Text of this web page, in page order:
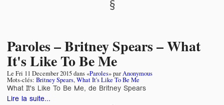
Paroles – Britney Spears – What
It's Like To Be Me
Le Fri 11 December 2015dans «Paroles» parAnonymous
Mots-clés: Britney Spears,What It's Like To Be Me
What It's Like To Be Me, de Britney Spears
Lire la suite...